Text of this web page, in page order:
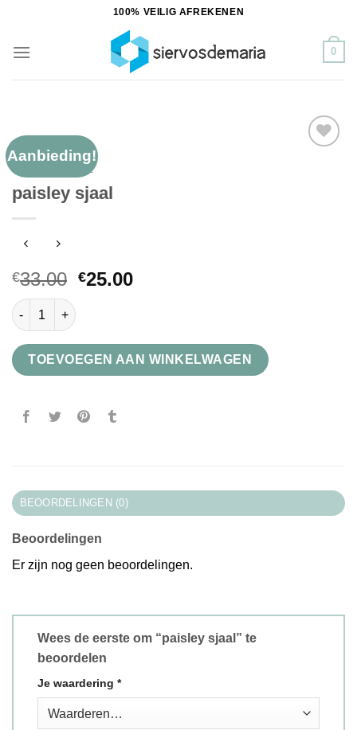
inhoud
100% VEILIG AFREKENEN
0
Aanbieding!
PAISLEY SJAAL
paisley sjaal
€33.00 €25.00
paisley sjaal aantal
TOEVOEGEN AAN WINKELWAGEN
BEOORDELINGEN (0)
Beoordelingen
Er zijn nog geen beoordelingen.
Wees de eerste om “paisley sjaal” te
beoordelen
Je waardering *